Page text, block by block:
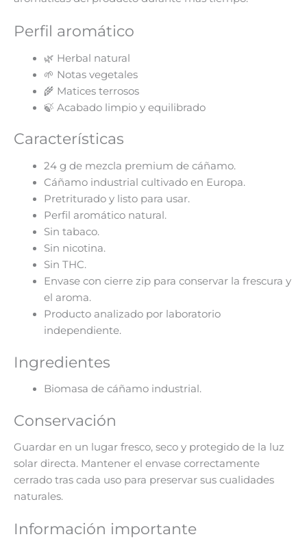
Perfil aromático
🌿 Herbal natural
🌱 Notas vegetales
🌾 Matices terrosos
🍃 Acabado limpio y equilibrado
Características
24 g de mezcla premium de cáñamo.
Cáñamo industrial cultivado en Europa.
Pretriturado y listo para usar.
Perfil aromático natural.
Sin tabaco.
Sin nicotina.
Sin THC.
Envase con cierre zip para conservar la frescura y
el aroma.
Producto analizado por laboratorio
independiente.
Ingredientes
Biomasa de cáñamo industrial.
Conservación
Guardar en un lugar fresco, seco y protegido de la luz
solar directa. Mantener el envase correctamente
cerrado tras cada uso para preservar sus cualidades
naturales.
Información importante